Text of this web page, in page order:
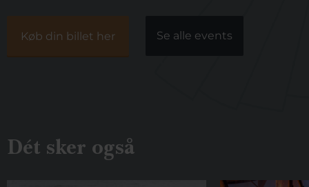
Køb din billet her Se alle events
Dét sker også